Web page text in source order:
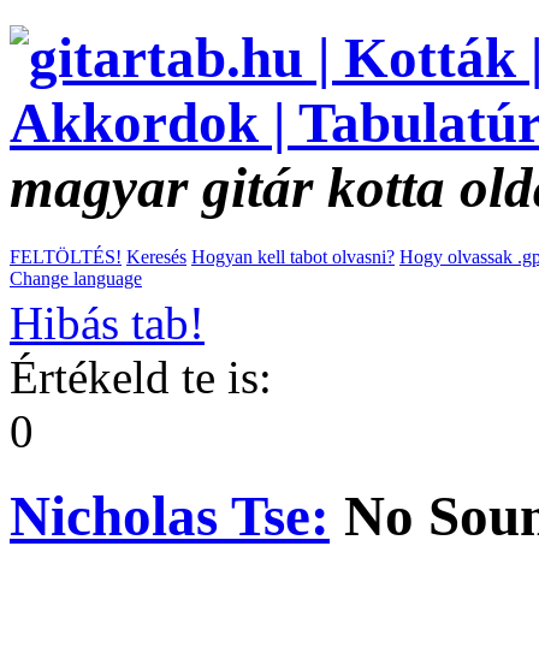
magyar gitár kotta
FELTÖLTÉS! Keresés Hogyan kell tabot olvasni? Hogy olvassak
Change language
Hibás tab!
Értékeld te is:
0
Nicholas Tse: No